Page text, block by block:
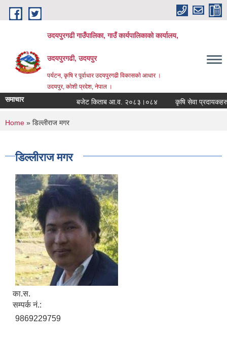
Skip to main content
उदयपुरगढी गाउँपालिका, गाउँ कार्यपालिकाको कार्यालय,
उदयपुरगढी, उदयपुर
पर्यटन, कृषि र पूर्वाधार उदयपुरगढी विकासकाे आधार ।
उदयपुर, काेशी प्रदेश, नेपाल ।
समाचार बजेट किताब आ.व. २०८३।०८४ कृषि सेवा
You are here
Home » डिल्लीराज मगर
डिल्लीराज मगर
का‍‍.स.
सम्पर्क नं.:
9869229759